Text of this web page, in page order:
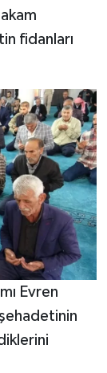
fidanları
Evren